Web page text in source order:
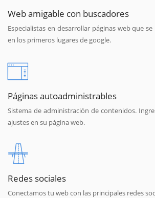
Web amigable con buscadores
Especialistas en desarrollar páginas web que
en los primeros lugares de google.
Páginas autoadministrables
Sistema de administración de contenidos.
ajustes en su página web.
Redes sociales
Conectamos tu web con las principales redes